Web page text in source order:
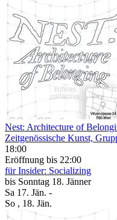
Nest: Architecture of
Zeitgenössische Kunst,
18:00
Eröffnung bis 22:00
für Insider: Socializing
bis Sonntag 18. Jänner
Sa 17. Jän. -
So , 18. Jän.